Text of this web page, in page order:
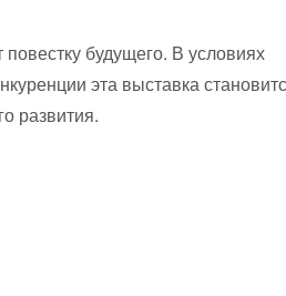
будущего. В условиях
эта выставка
развития.